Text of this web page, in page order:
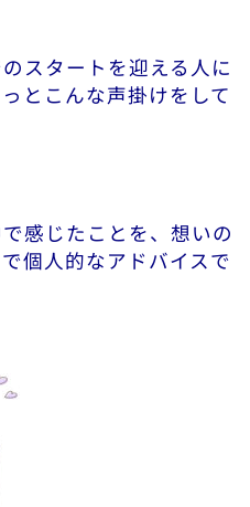
スタートを迎える人に
とこんな声掛けをして
感じたことを、想いの
個人的なアドバイスで